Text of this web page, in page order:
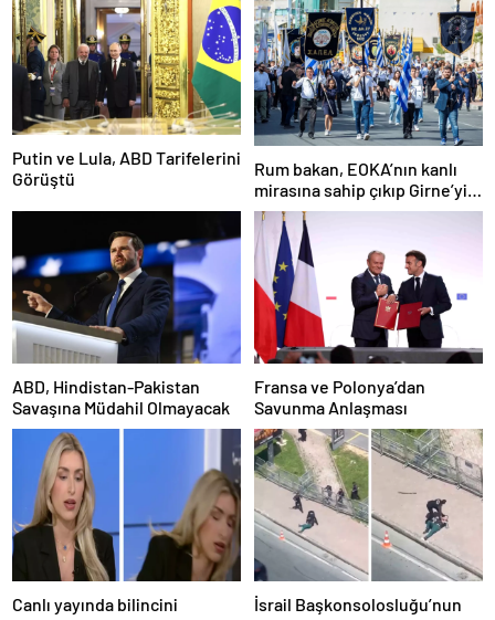
Putin ve Lula, ABD Tarifelerini
Görüştü
Rum bakan, EOKA’nın kanlı
mirasına sahip çıkıp Girne’yi
hedef gösterdi
ABD, Hindistan-Pakistan
Savaşına Müdahil Olmayacak
Fransa ve Polonya’dan
Savunma Anlaşması
Canlı yayında bilincini
İsrail Başkonsolosluğu’nun